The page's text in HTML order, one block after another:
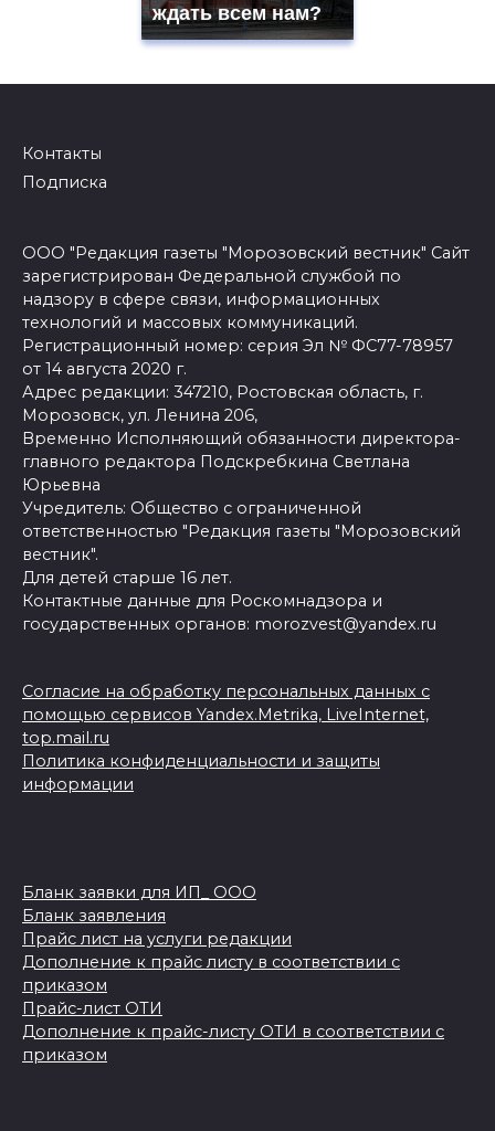
ждать всем нам?
Контакты
Подписка
ООО "Редакция газеты "Морозовский вестник" Сайт
зарегистрирован Федеральной службой по
надзору в сфере связи, информационных
технологий и массовых коммуникаций.
Регистрационный номер: серия Эл № ФС77-78957
от 14 августа 2020 г.
Адрес редакции: 347210, Ростовская область, г.
Морозовск, ул. Ленина 206,
Временно Исполняющий обязанности директора-
главного редактора Подскребкина Светлана
Юрьевна
Учредитель: Общество с ограниченной
ответственностью "Редакция газеты "Морозовский
вестник".
Для детей старше 16 лет.
Контактные данные для Роскомнадзора и
государственных органов: morozvest@yandex.ru
Согласие на обработку персональных данных с
помощью сервисов Yandex.Metrika, LiveInternet,
top.mail.ru
Политика конфиденциальности и защиты
информации
Бланк заявки для ИП_ ООО
Бланк заявления
Прайс лист на услуги редакции
Дополнение к прайс листу в соответствии с
приказом
Прайс-лист ОТИ
Дополнение к прайс-листу ОТИ в соответствии с
приказом